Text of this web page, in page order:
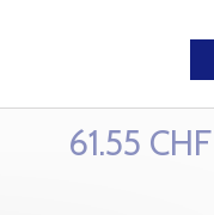
61.55 CHF